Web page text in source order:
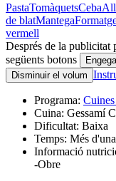
PastaTomàquetsCebaAll
de blatMantega
vermell
Després de la publicitat
següents botons
Disminuir el volum
Programa:
Cuina: Gessamí
Dificultat: Baixa
Temps: Més
Informació
-Obre